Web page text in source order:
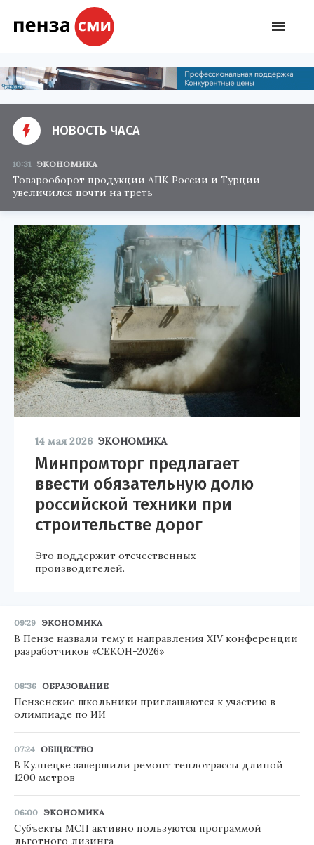
НОВОСТЬ ЧАСА
10:31 ЭКОНОМИКА
Товарооборот продукции АПК России и Турции
увеличился почти на треть
14 мая 2026 ЭКОНОМИКА
Минпромторг предлагает
ввести обязательную долю
российской техники при
строительстве дорог
Это поддержит отечественных
производителей.
09:29 ЭКОНОМИКА
В Пензе назвали тему и направления XIV конференции
разработчиков «СЕКОН-2026»
08:36 ОБРАЗОВАНИЕ
Пензенские школьники приглашаются к участию в
олимпиаде по ИИ
07:24 ОБЩЕСТВО
В Кузнецке завершили ремонт теплотрассы длиной
1200 метров
06:00 ЭКОНОМИКА
Субъекты МСП активно пользуются программой
льготного лизинга